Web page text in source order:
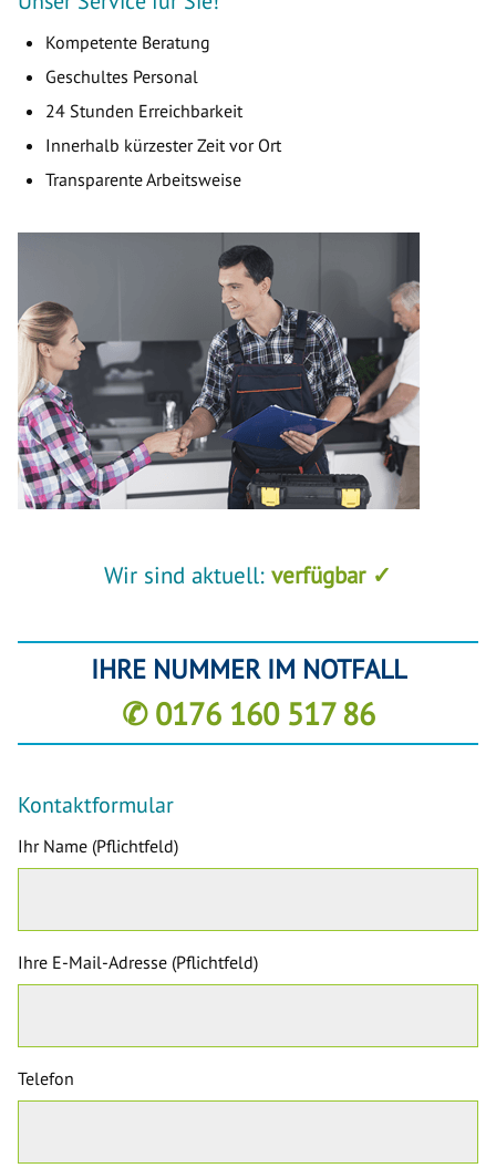
Kompetente Beratung
Geschultes Personal
24 Stunden Erreichbarkeit
Innerhalb kürzester Zeit vor Ort
Transparente Arbeitsweise
Wir sind aktuell: verfügbar ✓
IHRE NUMMER IM NOTFALL
✆ 0176 160 517 86
Kontaktformular
Ihr Name (Pflichtfeld)
Ihre E-Mail-Adresse (Pflichtfeld)
Telefon